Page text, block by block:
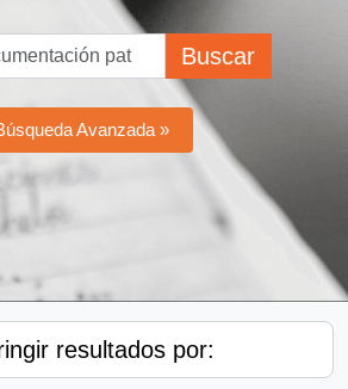
Buscar
Avanzada »
resultados por: